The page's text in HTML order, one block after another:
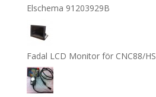
Elschema 91203929B
Fadal LCD Monitor för CNC88/HS